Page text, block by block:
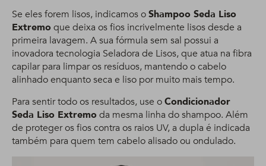
Se eles forem lisos, indicamos oShampoo Seda Liso
Extremo que deixa os fios incrivelmente lisos desde a
primeira lavagem. A sua fórmula sem sal possui a
inovadora tecnologia Seladora de Lisos, que atua na fibra
capilar para limpar os resíduos, mantendo o cabelo
alinhado enquanto seca e liso por muito mais tempo.
Para sentir todo os resultados, use oCondicionador
Seda Liso Extremo da mesma linha do shampoo. Além
de proteger os fios contra os raios UV, a dupla é indicada
também para quem tem cabelo alisado ou ondulado.